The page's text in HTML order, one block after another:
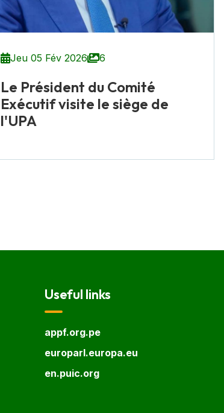
Jeu 05 Fév 2026 6
Le Président du Comité
Exécutif visite le siège de
l'UPA
Useful links
appf.org.pe
europarl.europa.eu
en.puic.org